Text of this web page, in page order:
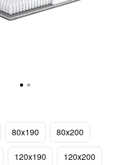
80х190 80х200
120х190 120х200